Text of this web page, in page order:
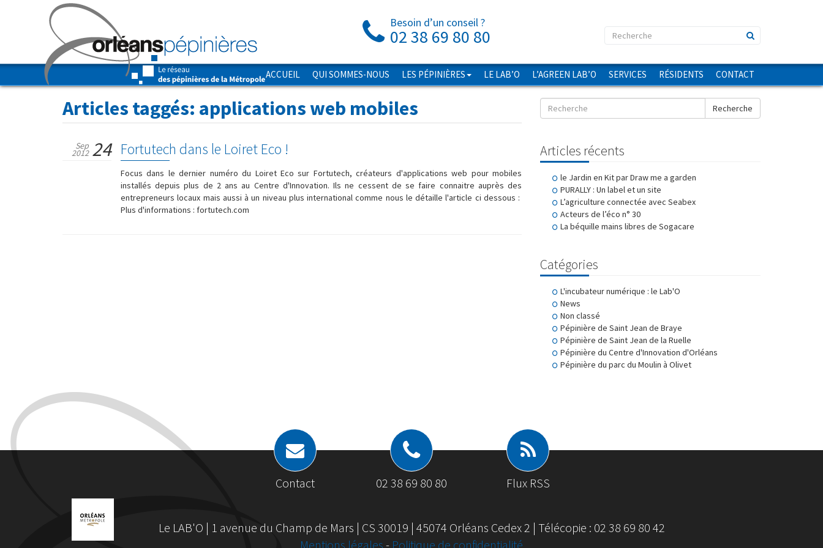
Besoin d’un conseil ?
02 38 69 80 80
ACCUEIL QUI SOMMES-NOUS LES PÉPINIÈRES LE LAB’O L’AGREEN LAB’O SERVICES RÉSIDENTS CONTACT
Articles taggés: applications web mobiles
Fortutech dans le Loiret Eco !
Sep
2012 24
Focus dans le dernier numéro du Loiret Eco sur Fortutech, créateurs d'applications web pour mobiles
installés depuis plus de 2 ans au Centre d'Innovation. Ils ne cessent de se faire connaitre auprès des
entrepreneurs locaux mais aussi à un niveau plus international comme nous le détaille l'article ci dessous :
Plus d'informations : fortutech.com
Recherche
Articles récents
le Jardin en Kit par Draw me a garden
PURALLY : Un label et un site
L’agriculture connectée avec Seabex
Acteurs de l’éco n° 30
La béquille mains libres de Sogacare
Catégories
L'incubateur numérique : le Lab'O
News
Non classé
Pépinière de Saint Jean de Braye
Pépinière de Saint Jean de la Ruelle
Pépinière du Centre d'Innovation d'Orléans
Pépinière du parc du Moulin à Olivet
Contact 02 38 69 80 80 Flux RSS
Le LAB'O | 1 avenue du Champ de Mars | CS 30019 | 45074 Orléans Cedex 2 | Télécopie : 02 38 69 80 42
Mentions légales - Politique de confidentialité